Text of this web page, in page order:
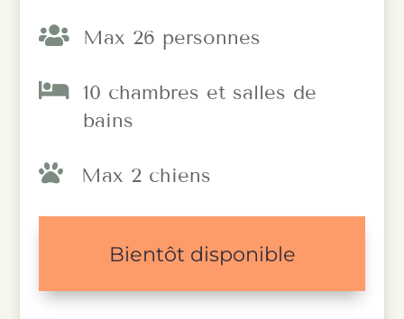
 Max 26 personnes
 10 chambres et salles de
bains
 Max 2 chiens
Bientôt disponible